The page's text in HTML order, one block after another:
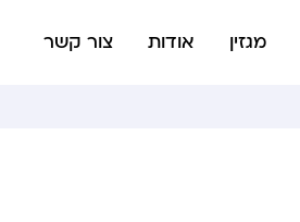
מגזין אודות צור קשר